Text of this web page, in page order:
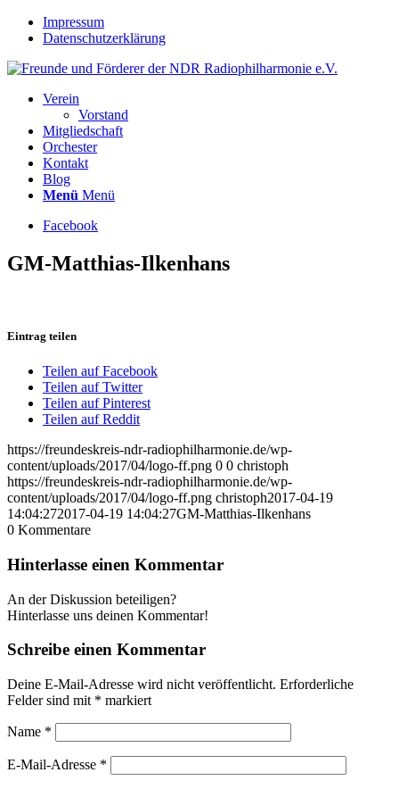
Impressum
Datenschutzerklärung
Verein
Vorstand
Mitgliedschaft
Orchester
Kontakt
Blog
Menü Menü
Facebook
GM-Matthias-Ilkenhans
Eintrag teilen
Teilen auf Facebook
Teilen auf Twitter
Teilen auf Pinterest
Teilen auf Reddit
https://freundeskreis-ndr-radiophilharmonie.de/wp-
content/uploads/2017/04/logo-ff.png 0 0 christoph
https://freundeskreis-ndr-radiophilharmonie.de/wp-
content/uploads/2017/04/logo-ff.png christoph2017-04-19
14:04:272017-04-19 14:04:27GM-Matthias-Ilkenhans
0 Kommentare
Hinterlasse einen Kommentar
An der Diskussion beteiligen?
Hinterlasse uns deinen Kommentar!
Schreibe einen Kommentar
Deine E-Mail-Adresse wird nicht veröffentlicht. Erforderliche
Felder sind mit * markiert
Name *
E-Mail-Adresse *